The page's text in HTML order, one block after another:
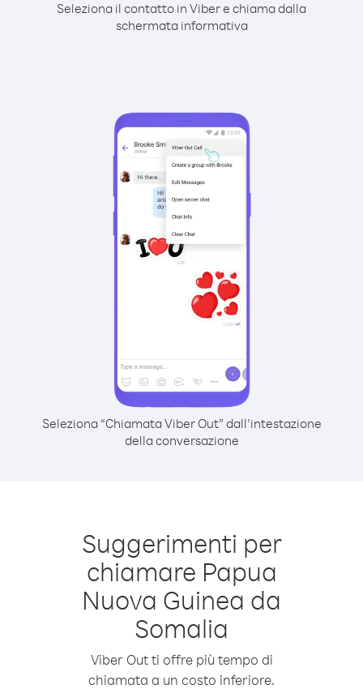
Seleziona il contatto in Viber e chiama dalla
schermata informativa
Seleziona “Chiamata Viber Out” dall’intestazione
della conversazione
Suggerimenti per
chiamare Papua
Nuova Guinea da
Somalia
Viber Out ti offre più tempo di
chiamata a un costo inferiore.